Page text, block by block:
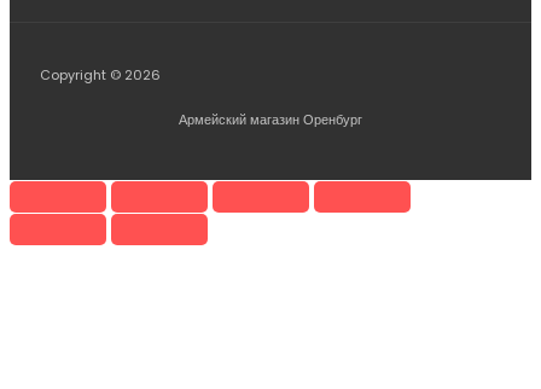
Copyright © 2026
Армейский магазин Оренбург